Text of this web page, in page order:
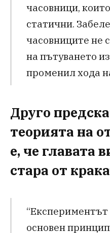
часовници,
статични.
часовниците не
на пътуването
променил хода
Друго
теорията на
е, че главата
стара от
основен